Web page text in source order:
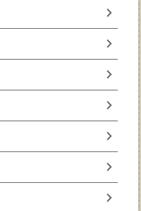
chevron_right
chevron_right
chevron_right
chevron_right
chevron_right
chevron_right
chevron_right